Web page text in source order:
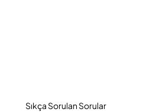
Sıkça Sorulan Sorular